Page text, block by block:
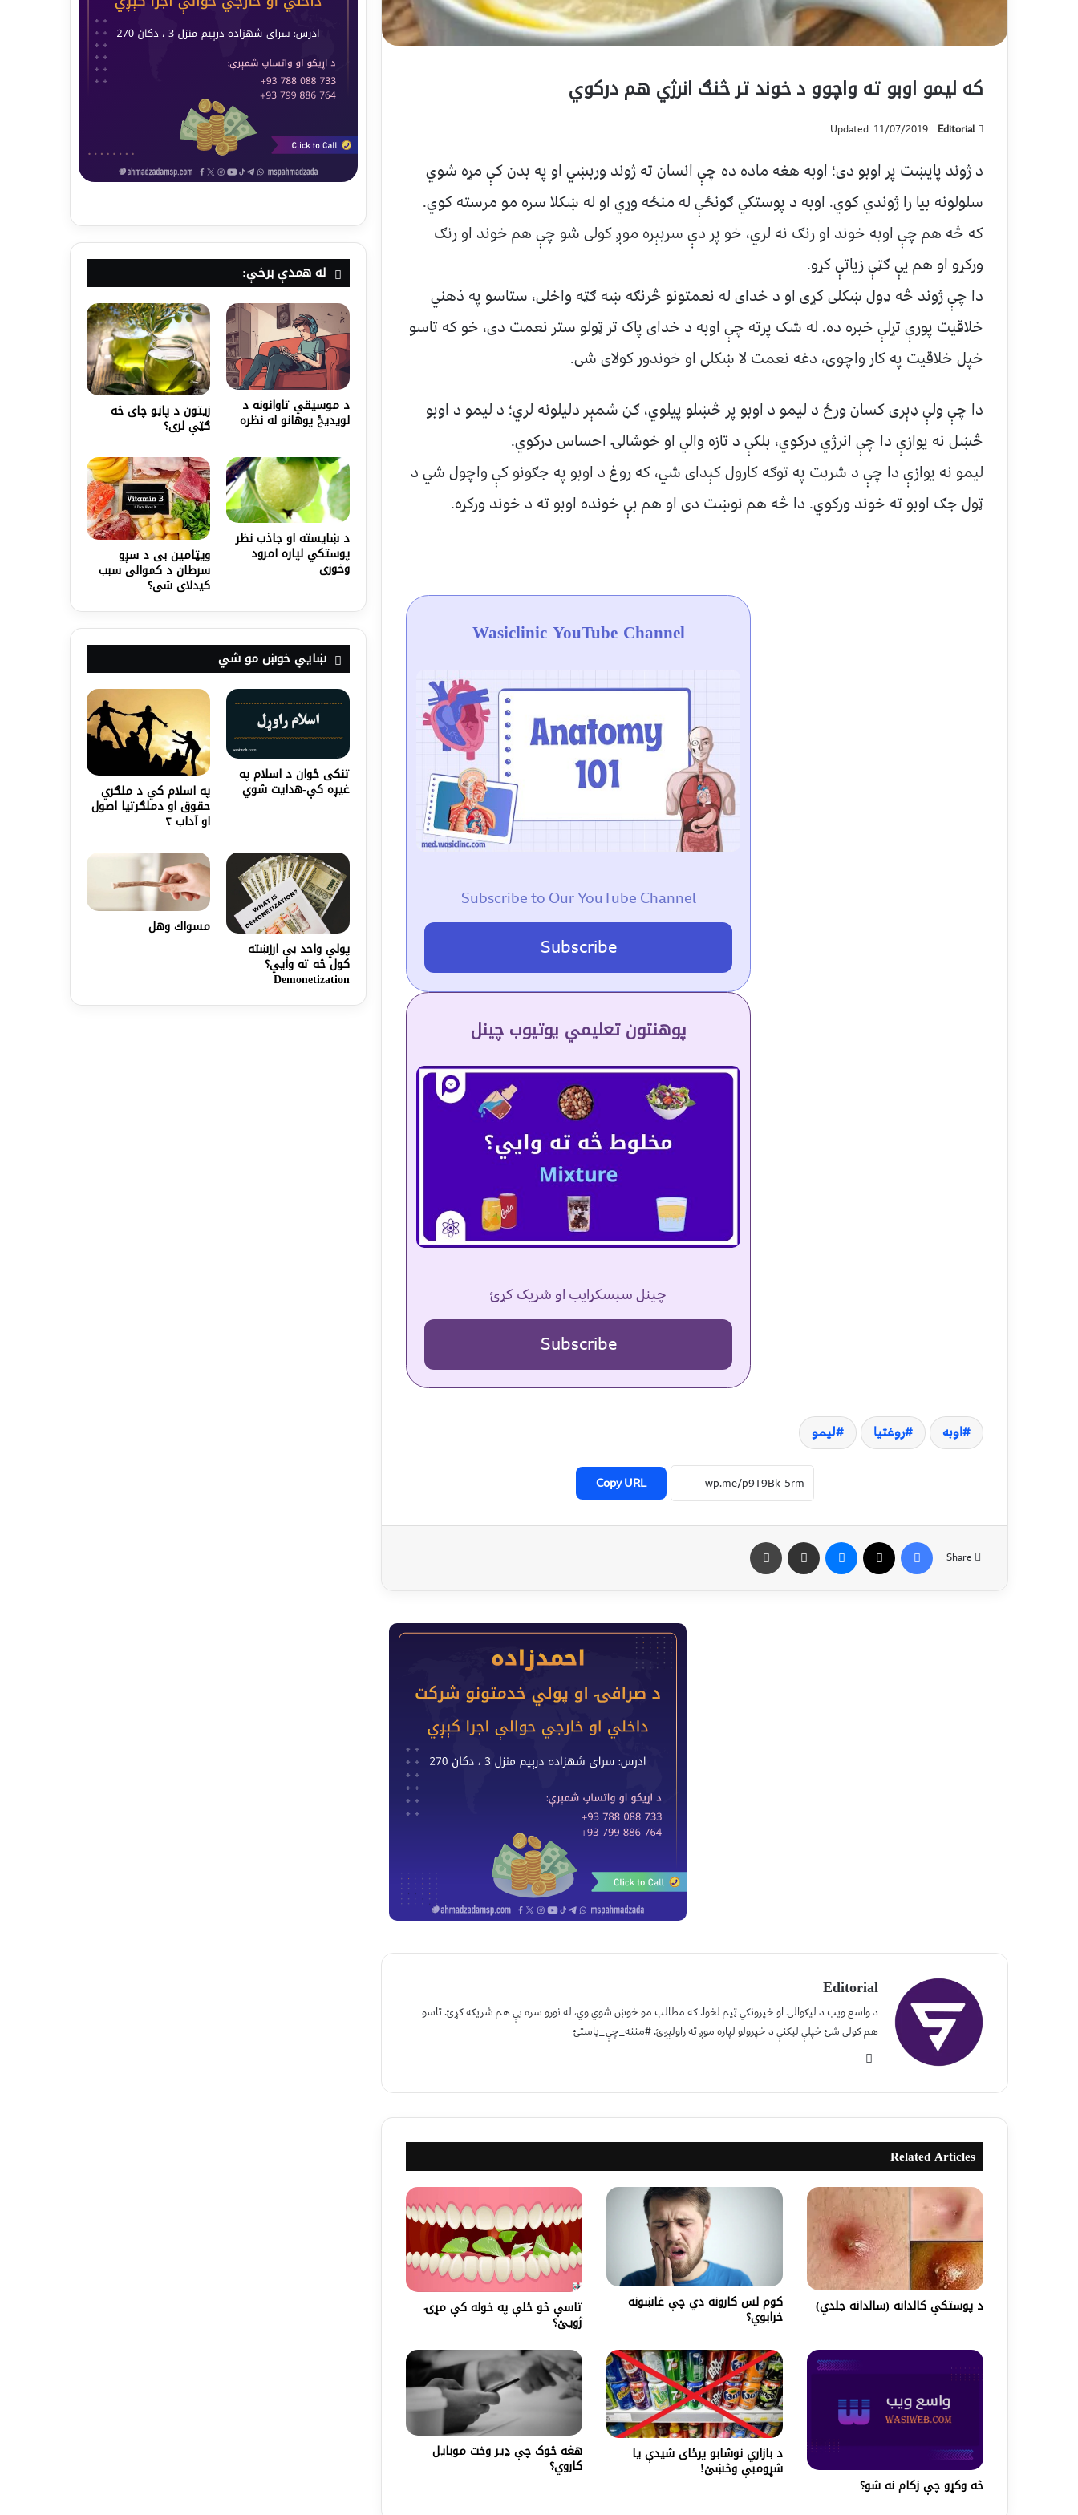
که لیمو اوبو ته واچوو د خوند تر څنګ انرژي هم درکوي
Editorial
Updated: 11/07/2019
د ژوند پایښت پر اوبو دی؛ اوبه هغه ماده ده چې انسان ته ژوند وربښي او په بدن کې مړه شوي
سلولونه بیا را ژوندي کوي. اوبه د پوستکي ګونځې له منځه وړي او له ښکلا سره مو مرسته کوي.
که څه هم چې اوبه خوند او رنګ نه لري، خو پر دې سربېره موږ کولی شو چې هم خوند او رنګ
ورکړو او هم یې ګټې زیاتې کړو.
دا چې ژوند څه ډول ښکلی کړی او د خدای له نعمتونو څرنګه ښه ګټه واخلی، ستاسو په ذهني
خلاقیت پورې تړلې خبره ده. له شک پرته چې اوبه د خدای پاک تر ټولو ستر نعمت دی، خو که تاسو
خپل خلاقیت په کار واچوی، دغه نعمت لا ښکلی او خوندور کولای شی.
دا چې ولې ډېری کسان ورځ د لیمو د اوبو پر څښلو پیلوي، ګڼ شمېر دلیلونه لري؛ د لیمو د اوبو
څښل نه یوازې دا چې انرژي درکوي، بلکې د تازه والي او خوشالۍ احساس درکوي.
لیمو نه يوازې دا چې د شربت په توګه کارول کېدای شي، که روغ د اوبو په جګونو کې واچول شي د
ټول جګ اوبو ته خوند ورکوي. دا څه هم نوښت دی او هم بې خونده اوبو ته د خوند ورکړه.
Wasiclinic YouTube Channel
Subscribe to Our YouTube Channel
Subscribe
پوهنتون تعلیمي یوتیوب چینل
چینل سبسکرایب او شریک کړئ
Subscribe
اوبه روغتیا لیمو
Copy URL
Share
Editorial
د واسع ویب د لیکوالۍ او خپرونکي ټیم لخوا. که مطالب مو خوښ شوي وي، له نورو سره یې هم شریکه کړئ. تاسو
هم کولی شئ خپلې لیکنې د خپرولو لپاره موږ ته راولېږئ. #مننه_چې_یاستئ
Related Articles
د پوستکي کالدانه (سالدانه جلدي) کوم لس کارونه دي چې غاښونه
خرابوي؟ تاسې څو ځلې په خوله کې مړۍ
ژويئ؟
څه وکړو چې زکام نه شو؟
د بازاري نوشابو پرځای شيدې یا
شړومبې وڅښئ!
هغه څوک چې ډير وخت موبایل
کاروي؟
له همدې برخې:
د موسیقي تاوانونه د
لویدیځ پوهانو له نظره زیتون د پاڼو چای څه
ګټې لری؟
د ښایسته او جاذب نظر
پوستکي لپاره امرود
وخوری
ویټامین ‌بی د سږو
سرطان د کموالی سبب
کیدلای شی؟
ښايي خوښ مو شي
تنكى ځوان د اسلام په
غيږه كې-هدایت شوي په اسلام کي د ملګري
حقوق او دملګرتیا اصول
او آداب ۲
پولي واحد بې ارزښته
کول څه ته وايي؟
Demonetization
مسواك وهل